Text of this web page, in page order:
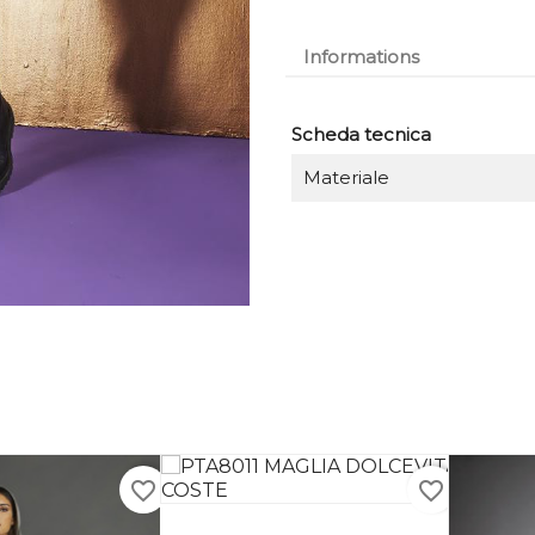
Informations
Scheda tecnica
Materiale
favorite_border favorite_border